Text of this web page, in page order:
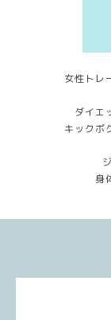
女性トレ
ダイエ
キックボ
身